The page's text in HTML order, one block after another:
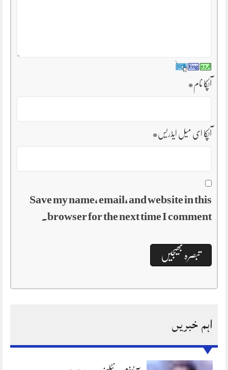
آپکا نام*
آپکا ای میل ایڈریس*
Save my name, email, and website in this
browser for the next time I comment.
اہم خبریں